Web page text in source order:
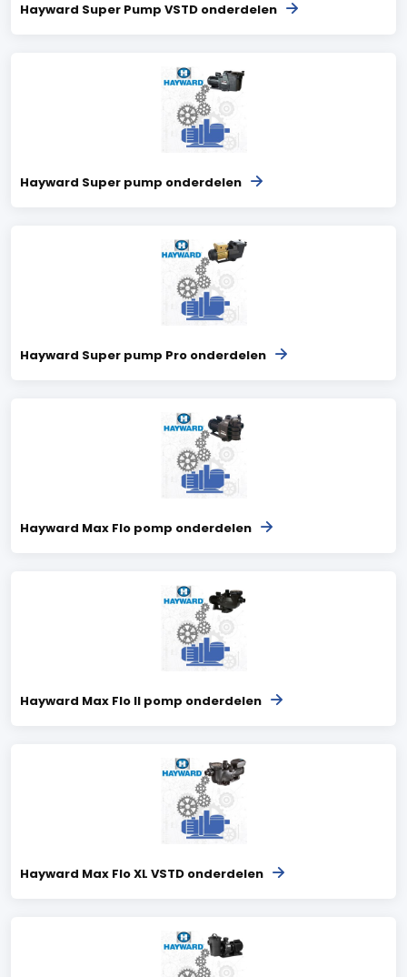
Hayward Super Pump VSTD onderdelen
Hayward Super pump onderdelen
Hayward Super pump Pro onderdelen
Hayward Max Flo pomp onderdelen
Hayward Max Flo II pomp onderdelen
Hayward Max Flo XL VSTD onderdelen